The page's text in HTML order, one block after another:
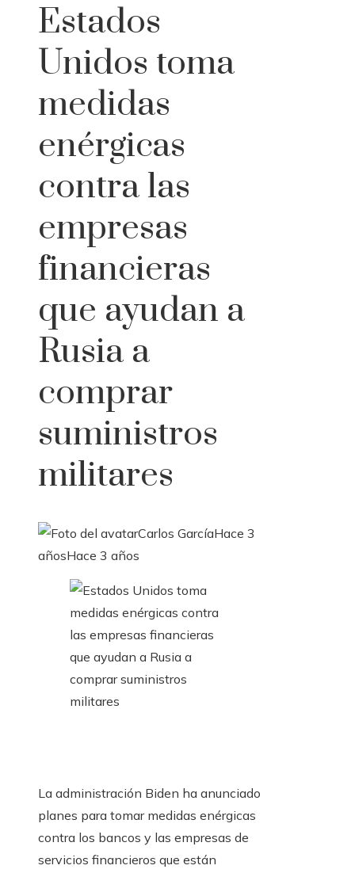
Estados
Unidos toma
medidas
enérgicas
contra las
empresas
financieras
que ayudan a
Rusia a
comprar
suministros
militares
Carlos GarcíaHace 3
añosHace 3 años
La administración Biden ha anunciado
planes para tomar medidas enérgicas
contra los bancos y las empresas de
servicios financieros que están